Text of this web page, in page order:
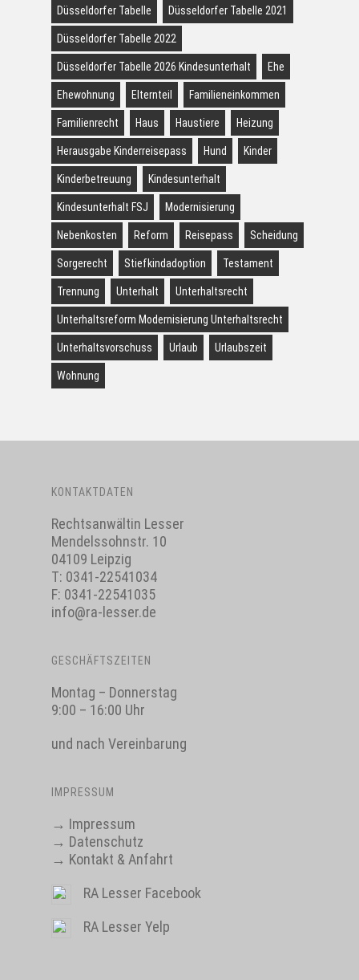
Düsseldorfer Tabelle Düsseldorfer Tabelle 2021
Düsseldorfer Tabelle 2022
Düsseldorfer Tabelle 2026 Kindesunterhalt Ehe
Ehewohnung Elternteil Familieneinkommen
Familienrecht Haus Haustiere Heizung
Herausgabe Kinderreisepass Hund Kinder
Kinderbetreuung Kindesunterhalt
Kindesunterhalt FSJ Modernisierung
Nebenkosten Reform Reisepass Scheidung
Sorgerecht Stiefkindadoption Testament
Trennung Unterhalt Unterhaltsrecht
Unterhaltsreform Modernisierung Unterhaltsrecht
Unterhaltsvorschuss Urlaub Urlaubszeit
Wohnung
KONTAKTDATEN
Rechtsanwältin Lesser
Mendelssohnstr. 10
04109 Leipzig
T: 0341-22541034
F: 0341-22541035
info@ra-lesser.de
GESCHÄFTSZEITEN
Montag – Donnerstag
9:00 – 16:00 Uhr
und nach Vereinbarung
IMPRESSUM
→ Impressum
→ Datenschutz
→ Kontakt & Anfahrt
RA Lesser Facebook
RA Lesser Yelp